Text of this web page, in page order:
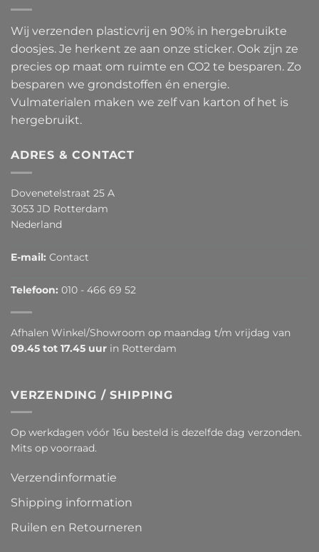
Wij verzenden plasticvrij en 90% in hergebruikte
doosjes. Je herkent ze aan onze sticker. Ook zijn ze
precies op maat om ruimte en CO2 te besparen. Zo
besparen we grondstoffen én energie.
Vulmaterialen maken we zelf van karton of het is
hergebruikt.
ADRES & CONTACT
Dovenetelstraat 25 A
3053 JD Rotterdam
Nederland
E-mail: Contact
Telefoon: 010 - 466 69 52
Afhalen Winkel/Showroom op maandag t/m vrijdag van
09.45 tot 17.45 uur in Rotterdam
VERZENDING / SHIPPING
Op werkdagen vóór 16u besteld is dezelfde dag verzonden.
Mits op voorraad.
Verzendinformatie
Shipping information
Ruilen en Retourneren